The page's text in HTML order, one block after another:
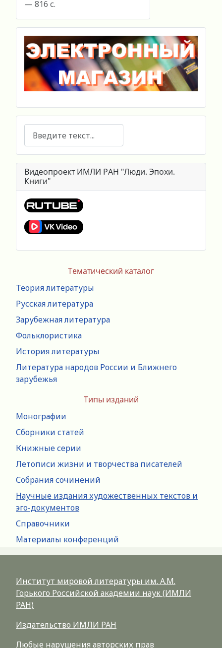
Тематический каталог
Теория литературы
Русская литература
Зарубежная литература
Фольклористика
История литературы
Литература народов России и Ближнего
зарубежья
Типы изданий
Монографии
Сборники статей
Книжные серии
Летописи жизни и творчества писателей
Собрания сочинений
Научные издания художественных текстов и
эго-документов
Справочники
Материалы конференций
— 816 с.
Видеопроект ИМЛИ РАН "Люди. Эпохи.
Книги"
Институт мировой литературы им. А.М.
Горького Российской академии наук (ИМЛИ
РАН)
Издательство ИМЛИ РАН
Любые нарушения авторских прав